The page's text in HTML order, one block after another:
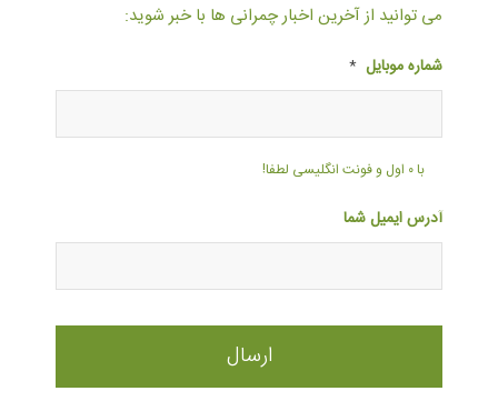
می توانید از آخرین اخبار چمرانی ها با خبر شوید:
شماره موبایل *
با ۰ اول و فونت انگلیسی لطفا!
آدرس ایمیل شما